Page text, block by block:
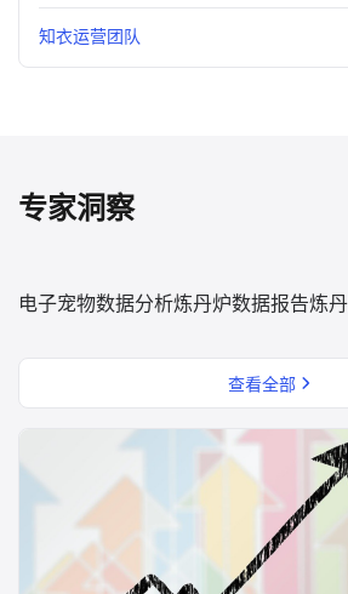
知衣运营团队
专家洞察
电子宠物数据分析炼丹炉数据报告炼
查看全部